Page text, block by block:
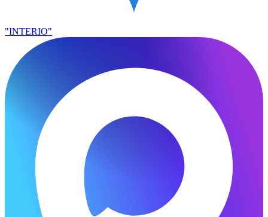
"INTERIO"